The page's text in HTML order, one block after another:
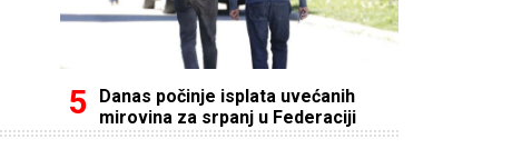
Danas počinje isplata uvećanih
mirovina za srpanj u Federaciji